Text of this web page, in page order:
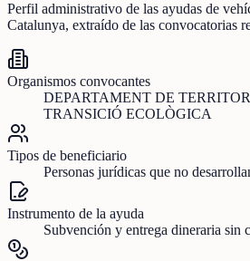
Perfil administrativo de las ayudas de
Catalunya, extraído de las convocatorias
Organismos convocantes
DEPARTAMENT DE
TRANSICIÓ ECOLÒGICA
Tipos de beneficiario
Personas jurídicas que no
Instrumento de la ayuda
Subvención y entrega dineraria sin